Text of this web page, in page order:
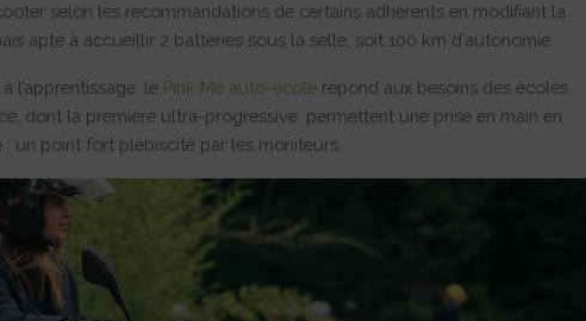
selon les recommandations de certains adhérents en modifiant la
apte à accueillir 2 batteries sous la selle, soit 100 km d’autonomie.
l’apprentissage, le Pink Me auto-école répond aux besoins des écoles
dont la première ultra-progressive, permettent une prise en main en
un point fort plébiscité par les moniteurs.